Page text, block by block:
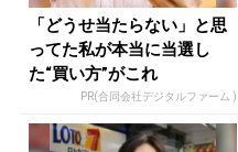
「どうせ当たらない」と思
ってた私が本当に当選し
た“買い方”がこれ
PR(合同会社デジタルファーム )